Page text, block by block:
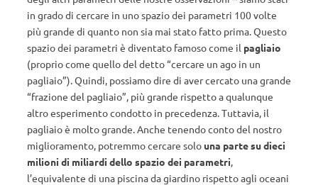
in grado di cercare in uno spazio dei parametri 100 volte
più grande di quanto non sia mai stato fatto prima. Questo
spazio dei parametri è diventato famoso come il pagliaio
(proprio come quello del detto “cercare un ago in un
pagliaio”). Quindi, possiamo dire di aver cercato una grande
“frazione del pagliaio”, più grande rispetto a qualunque
altro esperimento condotto in precedenza. Tuttavia, il
pagliaio è molto grande. Anche tenendo conto del nostro
miglioramento, potremmo cercare solo una parte su dieci
milioni di miliardi dello spazio dei parametri,
l’equivalente di una piscina da giardino rispetto agli oceani